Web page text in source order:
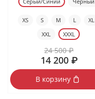
Серый/Синий
Черный
XS S M L
XL
XXL
XXXL
24 500 ₽
14 200 ₽
В корзину